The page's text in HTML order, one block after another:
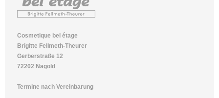
Cosmetique bel étage
Brigitte Fellmeth-Theurer
Gerberstraße 12
72202 Nagold
Termine nach Vereinbarung